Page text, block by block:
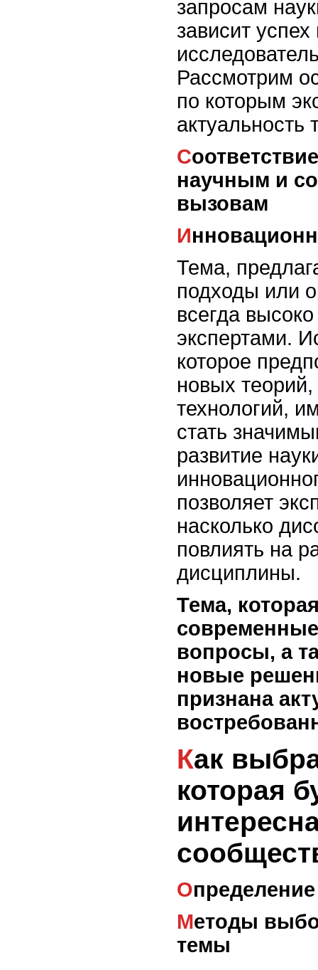
запросам
зависит успех
Рассмотрим
по которым
актуальность
Соответствие текущим
научным и
вызовам
Тема,
подходы или
всегда
экспертами.
которое
новых
технологий,
стать
развитие
позволяет
насколько
повлиять на
дисциплины.
Тема,
вопросы, а
новые
признана
Как выбрать тему,
которая
Методы выбора подходящей
темы